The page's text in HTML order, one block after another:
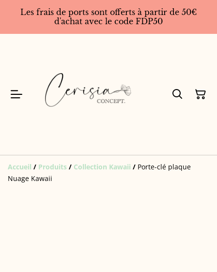
Les frais de ports sont offerts à partir de 50€
d'achat avec le code FDP50
Accueil / Produits / Collection Kawaii / Porte-clé plaque
Nuage Kawaii